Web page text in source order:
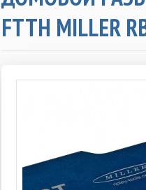
FTTH MILLER